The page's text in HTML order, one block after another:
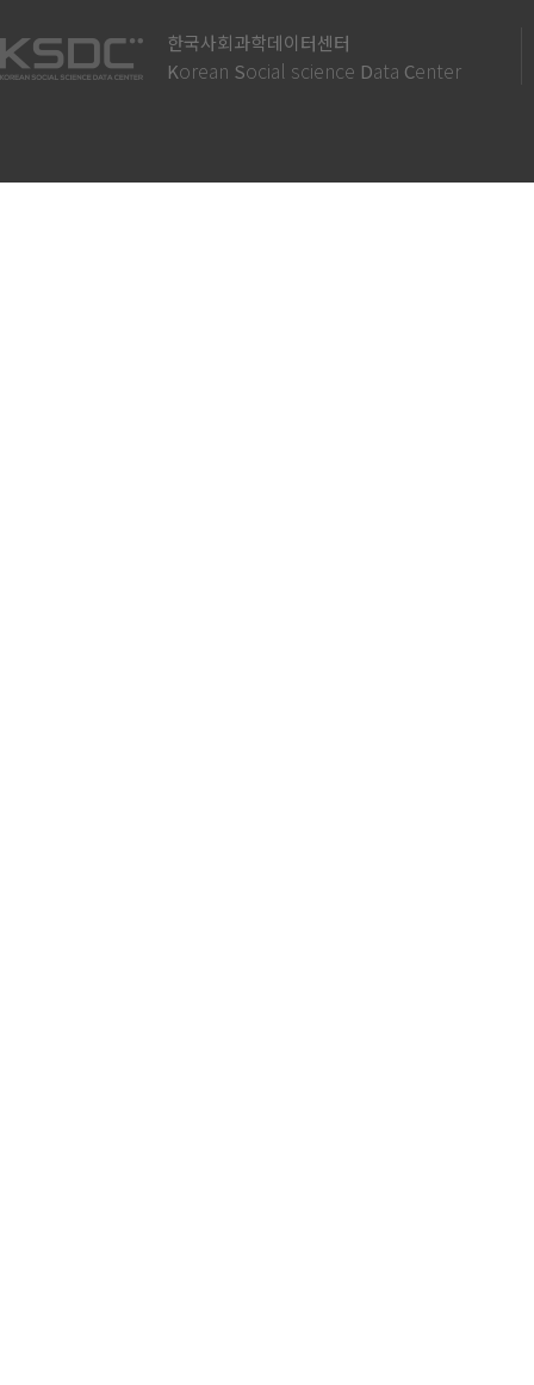
한국사회과학데이터센터
Korean Social science Data Center